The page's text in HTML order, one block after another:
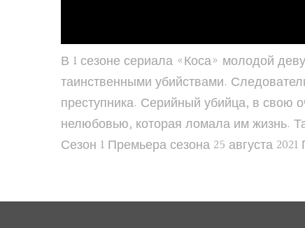
В 1 сезоне сериала «Коса» молодой
таинственными убийствами.
преступника. Серийный убийца, в свою
нелюбовью, которая ломала им жизнь.
Сезон 1 Премьера сезона 25 августа